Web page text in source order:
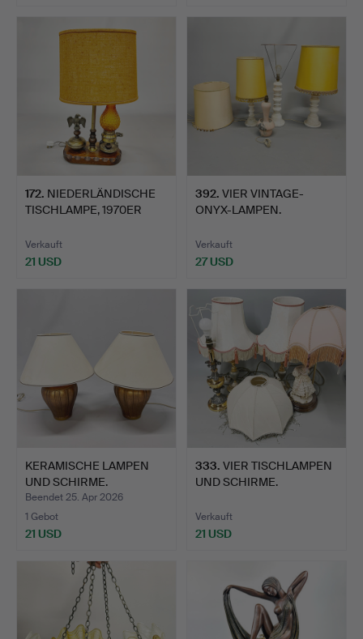
172. NIEDERLÄNDISCHE
TISCHLAMPE, 1970ER
Verkauft
21 USD
392. VIER VINTAGE-
ONYX-LAMPEN.
Verkauft
27 USD
KERAMISCHE LAMPEN
UND SCHIRME.
Beendet 25. Apr 2026
1 Gebot
21 USD
333. VIER TISCHLAMPEN
UND SCHIRME.
Verkauft
21 USD